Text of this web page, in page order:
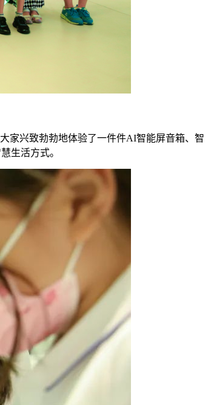
家兴致勃勃地体验了一件件AI智能屏音箱、智
生活方式。